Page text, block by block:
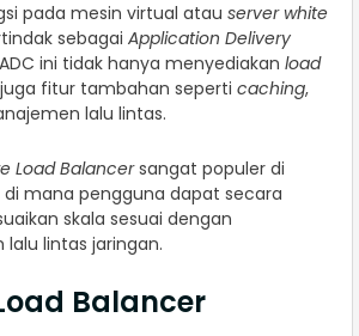
pada mesin virtual atau server white
sebagai Application Delivery
ini tidak hanya menyediakan load
fitur tambahan seperti caching,
lalu lintas.
Load Balancersangat populer di
di mana pengguna dapat secara
skala sesuai dengan
lintas jaringan.
Balancer